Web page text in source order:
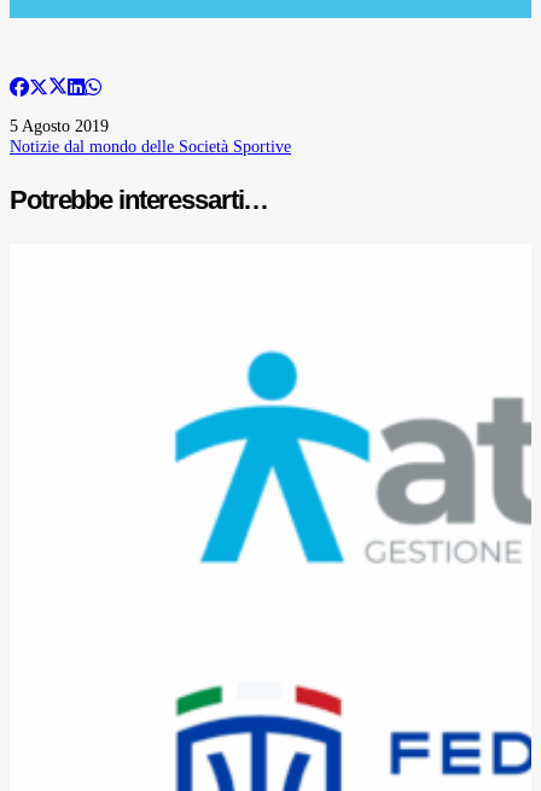
5 Agosto 2019
Notizie dal mondo delle Società Sportive
Potrebbe interessarti…